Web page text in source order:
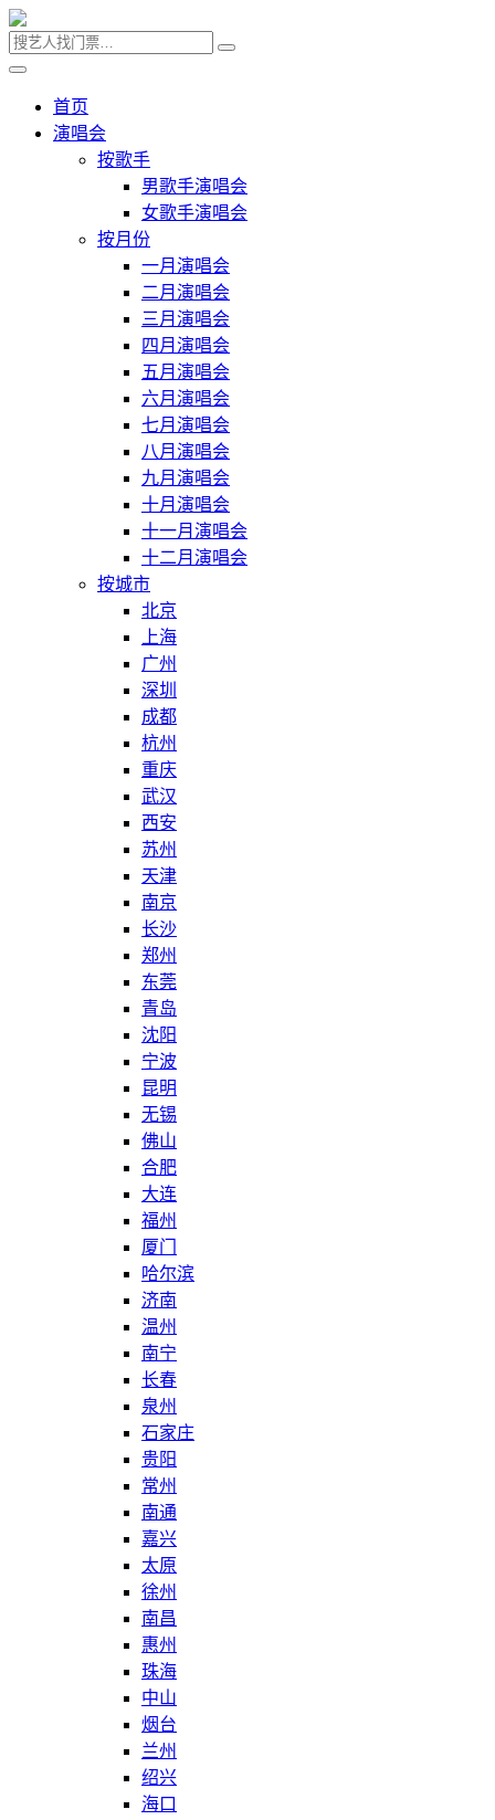
首页
演唱会
按歌手
男歌手演唱会
女歌手演唱会
按月份
一月演唱会
二月演唱会
三月演唱会
四月演唱会
五月演唱会
六月演唱会
七月演唱会
八月演唱会
九月演唱会
十月演唱会
十一月演唱会
十二月演唱会
按城市
北京
上海
广州
深圳
成都
杭州
重庆
武汉
西安
苏州
天津
南京
长沙
郑州
东莞
青岛
沈阳
宁波
昆明
无锡
佛山
合肥
大连
福州
厦门
哈尔滨
济南
温州
南宁
长春
泉州
石家庄
贵阳
常州
南通
嘉兴
太原
徐州
南昌
惠州
珠海
中山
烟台
兰州
绍兴
海口